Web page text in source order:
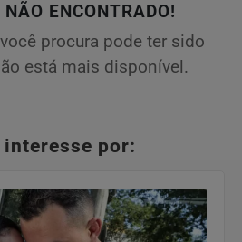
NÃO ENCONTRADO!
procura pode ter sido
está mais disponível.
por: